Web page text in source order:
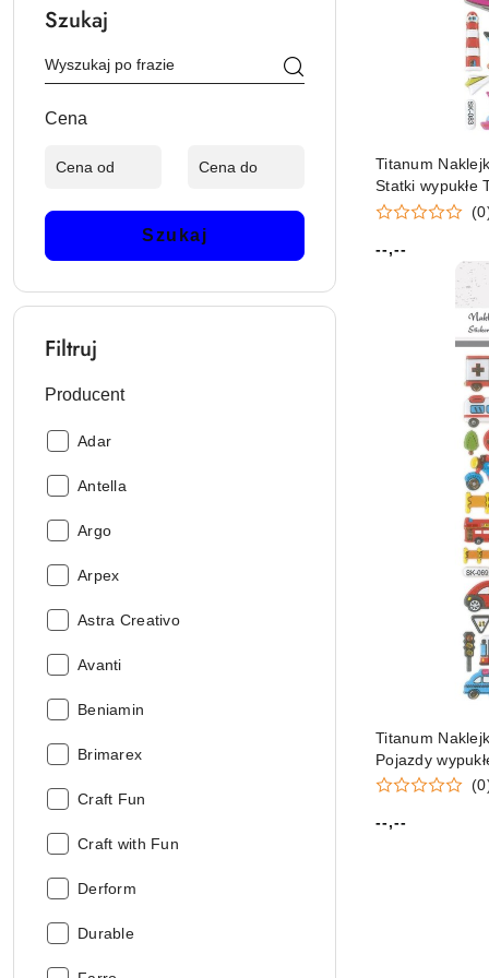
Szukaj
Cena
Szukaj
Filtruj
Producent
Producent:
Adar
Producent:
Antella
Producent:
Argo
Producent:
Arpex
Producent:
Astra Creativo
Producent:
Avanti
Producent:
Beniamin
Producent:
Brimarex
Producent:
Craft Fun
Producent:
Craft with Fun
Producent:
Derform
Producent:
Durable
Titanum
Statki wypukłe
Cena:
--,--
Titanum
Pojazdy
Cena:
--,--